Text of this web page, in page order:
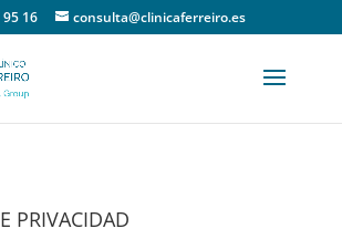
16 consulta@clinicaferreiro.es
PRIVACIDAD